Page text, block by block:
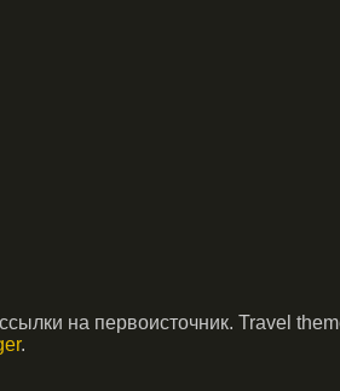
на первоисточник. Travel
.